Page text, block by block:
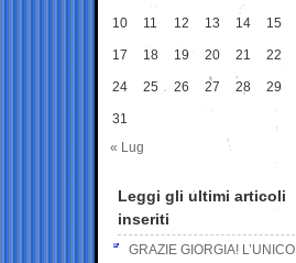
10 11 12 13 14 15
17 18 19 20 21 22
24 25 26 27 28 29
31
« Lug
Leggi gli ultimi articoli
inseriti
GRAZIE GIORGIA! L’UNICO